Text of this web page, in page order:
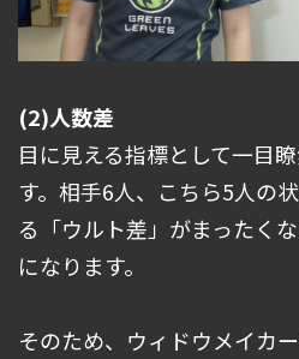
(2)人数差
目に見える指標として一目
す。相手6人、こちら5人の
る「ウルト差」がまったく
になります。
そのため、ウィドウメイカ